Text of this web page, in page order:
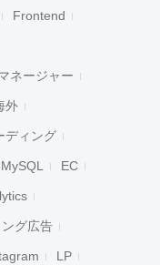
Frontend
ネージャー
外
ディング
MySQL EC
グ広告
LP